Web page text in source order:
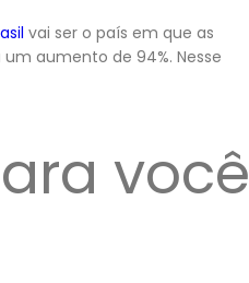
vai ser o país em que as
aumento de 94%. Nesse
você